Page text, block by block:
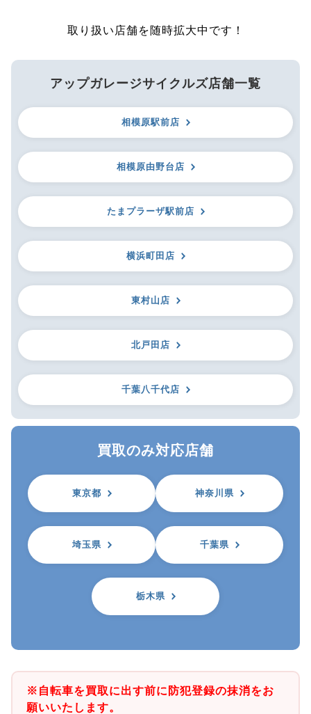
取り扱い店舗を随時拡大中です！
アップガレージサイクルズ店舗一覧
相模原駅前店
相模原由野台店
たまプラーザ駅前店
横浜町田店
東村山店
北戸田店
千葉八千代店
買取のみ対応店舗
東京都 神奈川県
埼玉県 千葉県
栃木県
※自転車を買取に出す前に防犯登録の抹消をお
願いいたします。